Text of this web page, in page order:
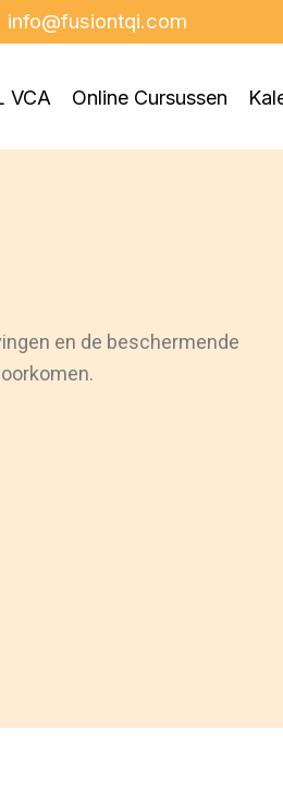
info@fusiontqi.com
VCA Online Cursussen
en de beschermende